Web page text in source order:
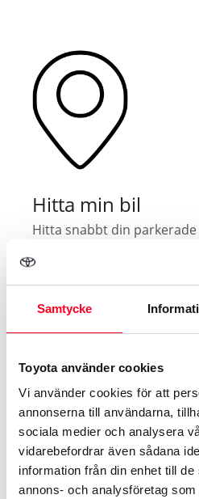
Samtycke
Toyota använder cookies
Vi använder cookies för att
annonserna till användarna,
sociala medier och analysera
vidarebefordrar även sådana
information från din enhet till
annons- och analysföretag
Hitta min bil
Hitta snabbt din
befinner dig.